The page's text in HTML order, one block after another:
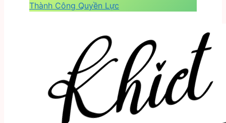
Thành Công Quyền Lực